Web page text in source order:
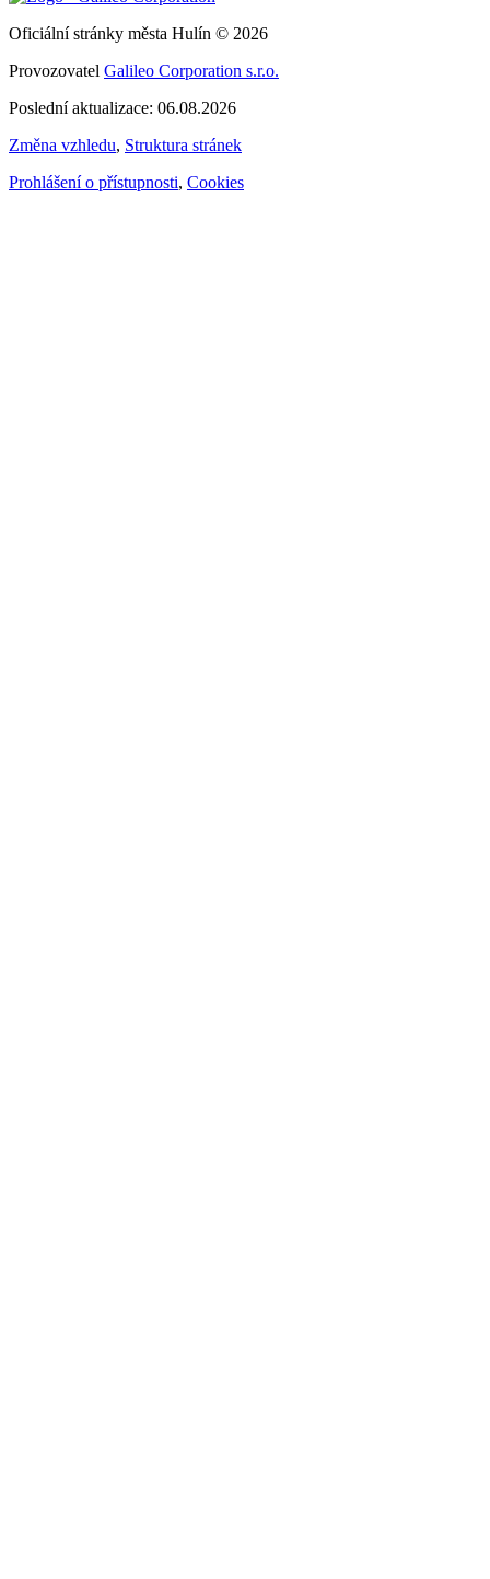
Oficiální stránky města Hulín © 2026
Provozovatel Galileo Corporation s.r.o.
Poslední aktualizace: 06.08.2026
Změna vzhledu, Struktura stránek
Prohlášení o přístupnosti, Cookies